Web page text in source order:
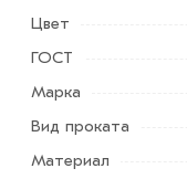
Цвет
ГОСТ
Марка
Вид проката
Материал